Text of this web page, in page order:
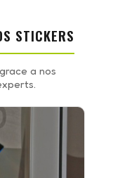
STICKERS
a nos